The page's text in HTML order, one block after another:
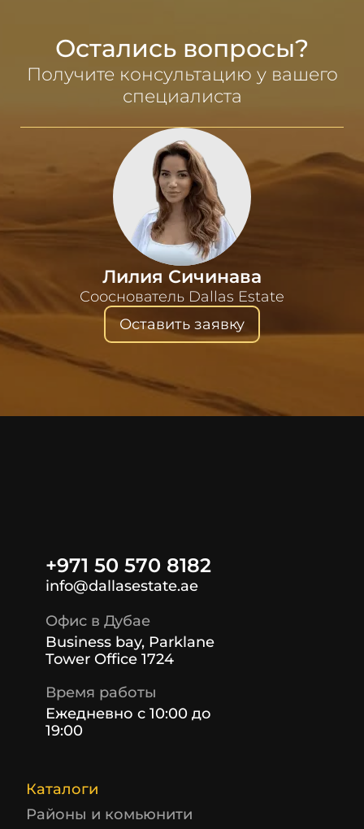
Остались вопросы?
Получите консультацию у вашего
специалиста
Лилия Сичинава
Сооснователь Dallas Estate
Оставить заявку
+971 50 570 8182
info@dallasestate.ae
Офис в Дубае
Business bay, Parklane
Tower Office 1724
Время работы
Ежедневно с 10:00 до
19:00
Каталоги
Районы и комьюнити